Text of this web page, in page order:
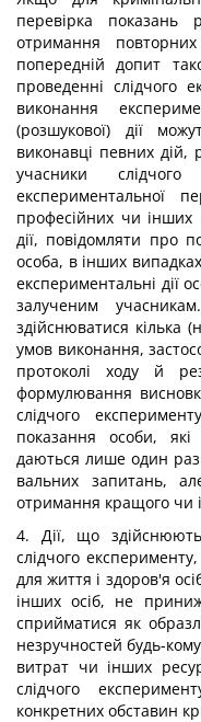
перевірка показань
отримання
попередній допит
проведенні слідчого
виконання
(розшукової) дії
виконавці певних дій,
учасники
експериментальної
професійних чи інших
дії, повідомляти про
особа, в інших
експериментальні дії
залученим
здійснюватися кілька
умов виконання,
протоколі ходу й
формулювання
слідчого
показання особи,
даються лише один
вальних запитань,
отримання кращого чи
4. Дії, що
слідчого
для життя і здоров'я
інших осіб, не
сприйматися як
незручностей будь-
витрат чи інших
слідчого
конкретних обставин